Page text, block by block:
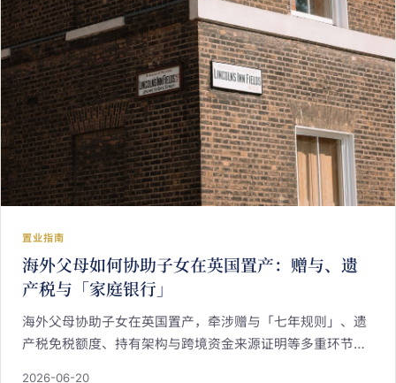
置业指南
海外父母如何协助子女在英国置产：赠与、遗
产税与「家庭银行」
海外父母协助子女在英国置产，牵涉赠与「七年规则」、遗
产税免税额度、持有架构与跨境资金来源证明等多重环节。
2026-06-20